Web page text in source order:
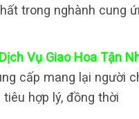
trong nghành cung
Vụ Giao Hoa Tận
cấp mang lại người
hợp lý, đồng thời